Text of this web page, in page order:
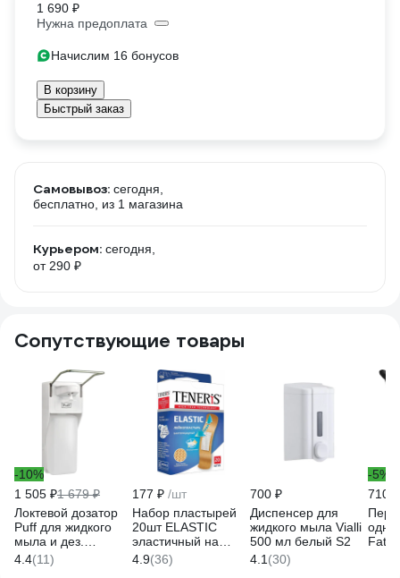
1 690 ₽
Нужна предоплата
Начислим 16 бонусов
В корзину
Быстрый заказ
Самовывоз: сегодня,
бесплатно , из 1 магазина
Курьером: сегодня,
от 290 ₽
Сопутствующие товары
-10%
1 505 ₽1 679 ₽
Локтевой дозатор
Puff для жидкого
мыла и дез.
растворов, 1000
мл,8197,
4.4(11)
177 ₽ /шт
Набор пластырей
20шт ELASTIC
эластичный на
тканевой основе
бактерицидный с
4.9(36)
700 ₽
Диспенсер для
жидкого мыла Vialli
500 мл белый S2
4.1 (30)
-5%
710 ₽